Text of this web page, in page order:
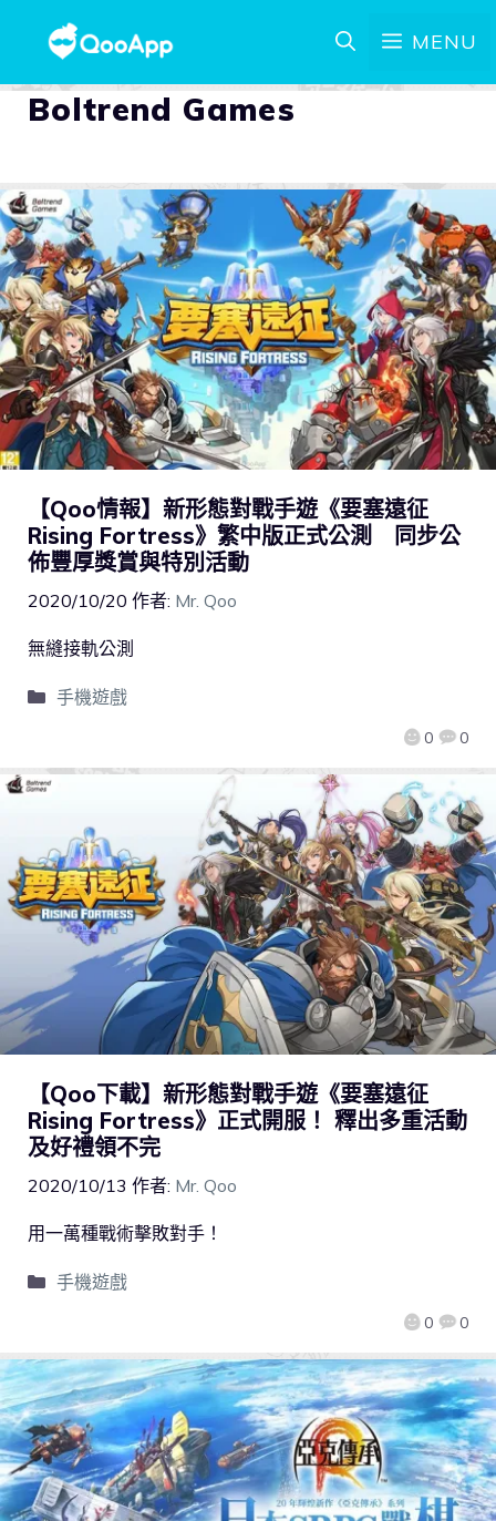
MENU
Boltrend Games
【Qoo情報】新形態對戰手遊《要塞遠征
Rising Fortress》繁中版正式公測 同步公
佈豐厚獎賞與特別活動
2020/10/20 作者: Mr. Qoo
0 0
無縫接軌公測
手機遊戲
【Qoo下載】新形態對戰手遊《要塞遠征
Rising Fortress》正式開服！ 釋出多重活動
及好禮領不完
2020/10/13 作者: Mr. Qoo
0 0
用一萬種戰術擊敗對手！
手機遊戲